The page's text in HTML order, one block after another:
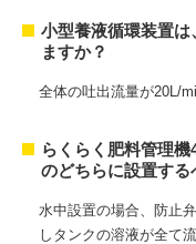
小型養液循環装置
ますか？
全体の吐出流量が20L/
らくらく肥料管理
のどちらに設置する
水中設置の場合、防止
しタンクの溶液が全て